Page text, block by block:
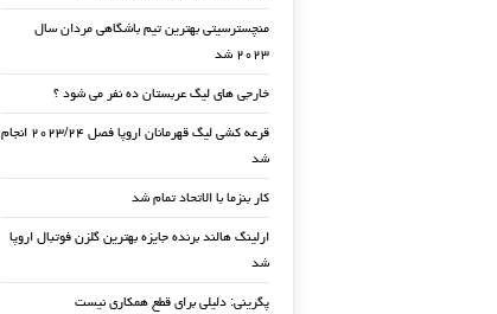
منچسترسیتی بهترین تیم باشگاهی مردان سال
۲۰۲۳ شد
خارجی های لیگ عربستان ده نفر می شود ؟
قرعه کشی لیگ قهرمانان اروپا فصل ۲۰۲۳/۲۴ انجام
شد
کار بنزما با الاتحاد تمام شد
ارلینگ هالند برنده جایزه بهترین گلزن فوتبال اروپا
شد
پگرینی: دلیلی برای قطع همکاری نیست